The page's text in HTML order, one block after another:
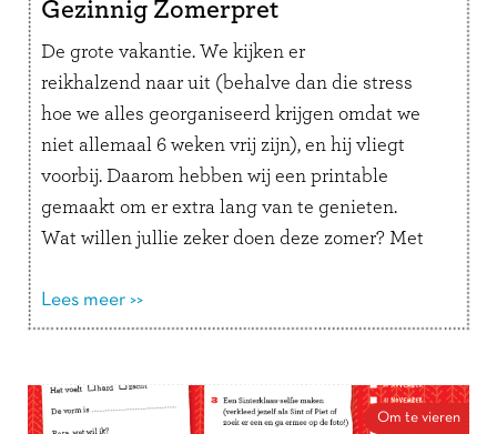
Gezinnig Zomerpret
De grote vakantie. We kijken er
reikhalzend naar uit (behalve dan die stress
hoe we alles georganiseerd krijgen omdat we
niet allemaal 6 weken vrij zijn), en hij vliegt
voorbij. Daarom hebben wij een printable
gemaakt om er extra lang van te genieten.
Wat willen jullie zeker doen deze zomer? Met
beginnen!
Lees meer >>
Om te vieren